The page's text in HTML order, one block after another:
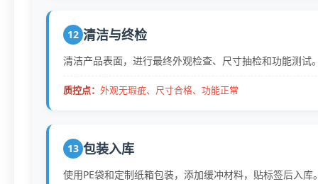
12 清洁与终检
清洁产品表面，进行最终外观检查、尺寸抽检和功能测试
质控点： 外观无瑕疵、尺寸合格、功能正常
13 包装入库
使用PE袋和定制纸箱包装，添加缓冲材料，贴标签后入库